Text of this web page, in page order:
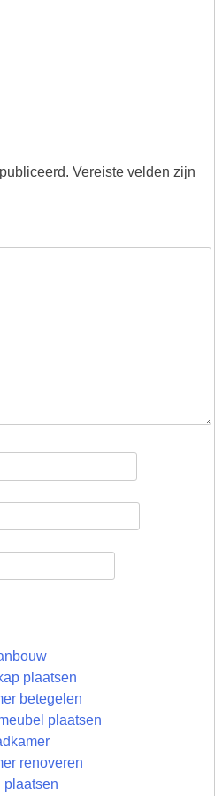
Vereiste velden zijn
plaatsen
betegelen
plaatsen
renoveren
plaatsen